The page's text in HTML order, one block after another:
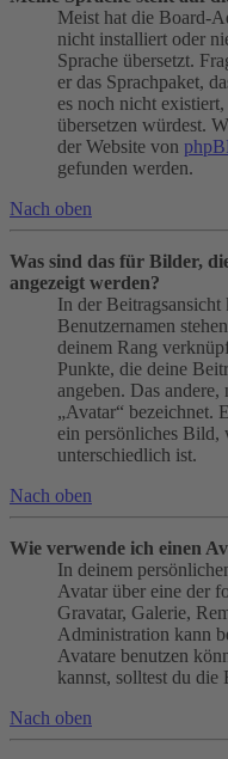
Meist hat die Board-
nicht installiert oder
Sprache übersetzt.
er das Sprachpaket,
es noch nicht
übersetzen würdest.
der Website von
gefunden werden.
Nach oben
Was sind das für Bilder,
angezeigt werden?
In der
Benutzernamen
deinem Rang
Punkte, die deine
angeben. Das
„Avatar“ bezeichnet.
ein persönliches Bild,
unterschiedlich ist.
Nach oben
Wie verwende ich einen
In deinem
Avatar über eine der
Gravatar, Galerie,
Administration kann
Avatare benutzen
kannst, solltest du
Nach oben